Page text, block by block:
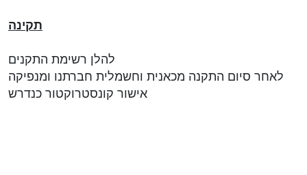
תקינה
להלן רשימת התקנים
לאחר סיום התקנה מכאנית וחשמלית חברתנו ומנפיקה
אישור קונסטרוקטור כנדרש